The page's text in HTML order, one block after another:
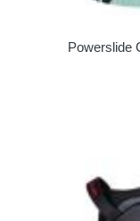
Powerslide